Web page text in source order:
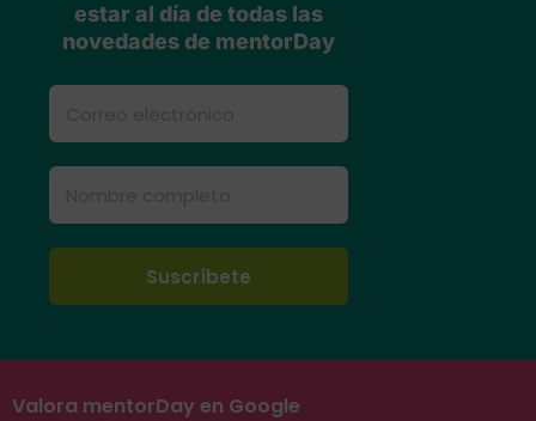
estar al día de todas las
novedades de mentorDay
Valora mentorDay en Google